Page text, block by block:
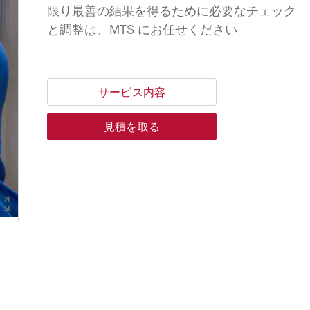
限り最善の結果を得るために必要なチェック
と調整は、MTS にお任せください。
サービス内容
見積を取る